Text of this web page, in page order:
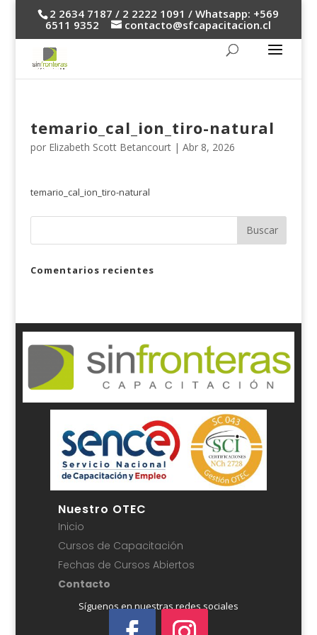
2 2634 7187 / 2 2222 1091 / Whatsapp: +569
6511 9352
contacto@sfcapacitacion.cl
temario_cal_ion_tiro-natural
por Elizabeth Scott Betancourt| Abr 8, 2026
temario_cal_ion_tiro-natural
Comentarios recientes
Nuestro OTEC
Inicio
Cursos de Capacitación
Fechas de Cursos Abiertos
Contacto
Síguenos en nuestras redes sociales